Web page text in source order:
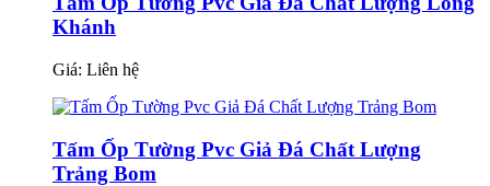
Khánh
Giá: Liên hệ
Tấm Ốp Tường Pvc Giả Đá Chất Lượng
Trảng Bom